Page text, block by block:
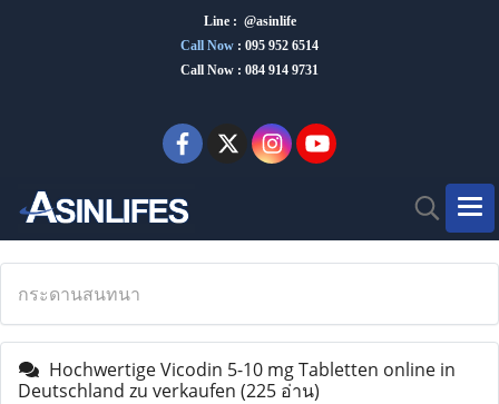
Line : @asinlife
Call Now : 095 952 6514
Call Now : 084 914 9731
กระดานสนทนา
Hochwertige Vicodin 5-10 mg Tabletten online in
Deutschland zu verkaufen (225 อ่าน)